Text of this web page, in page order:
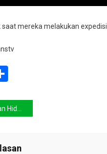
saat mereka melakukan
Bakal Diganti